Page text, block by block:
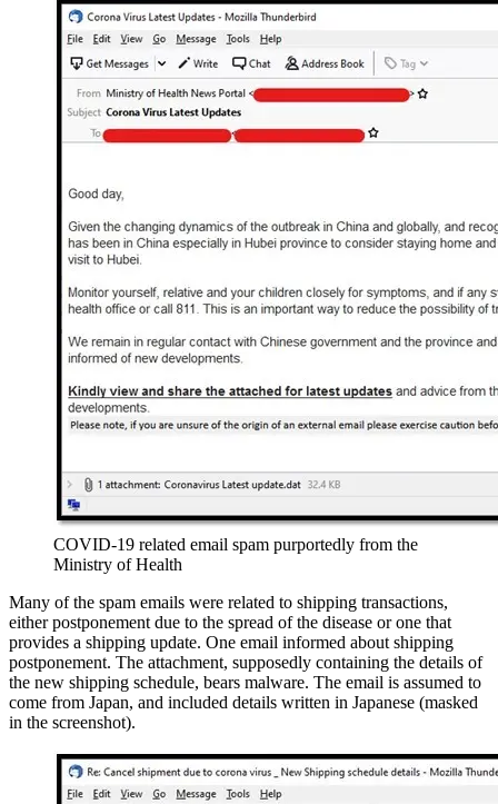
COVID-19 related email spam purportedly from the
Ministry of Health
Many of the spam emails were related to shipping transactions,
either postponement due to the spread of the disease or one that
provides a shipping update. One email informed about shipping
postponement. The attachment, supposedly containing the details of
the new shipping schedule, bears malware. The email is assumed to
come from Japan, and included details written in Japanese (masked
in the screenshot).